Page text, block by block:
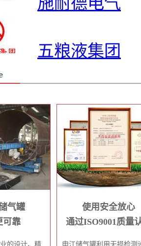
五粮液集团
气罐
可靠
的设计、精
使用安全放心
通过ISO9001质量
申江储气罐利用无损检测